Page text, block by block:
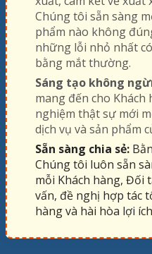
Chúng tôi sẵn sàng
phẩm nào không
những lỗi nhỏ nhất
bằng mắt thường.
Sáng tạo không
mang đến cho
nghiệm thật sự mới
dịch vụ và sản phẩm
Sẵn sàng chia sẻ:
Chúng tôi luôn sẵn
mỗi Khách hàng, Đối
vấn, đề nghị hợp tác
hàng và hài hòa lợi